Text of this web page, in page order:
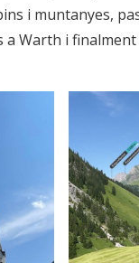
i muntanyes,
Warth i finalment